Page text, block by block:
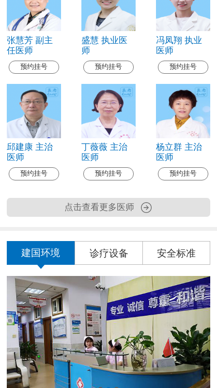
张慧芳 副主
任医师
预约挂号
盛慧 执业医
师
预约挂号
冯凤翔 执业
医师
预约挂号
邱建康 主治
医师
预约挂号
丁薇薇 主治
医师
预约挂号
杨立群 主治
医师
预约挂号
点击查看更多医师
建国环境 诊疗设备 安全标准